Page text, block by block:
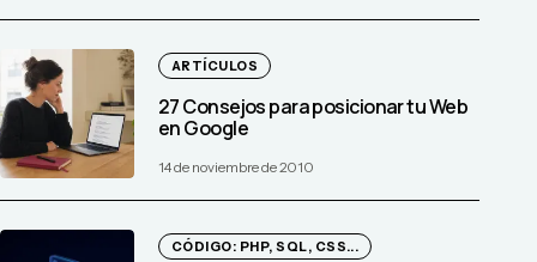
ARTÍCULOS
27 Consejos para posicionar tu Web
en Google
14 de noviembre de 2010
CÓDIGO: PHP, SQL, CSS...